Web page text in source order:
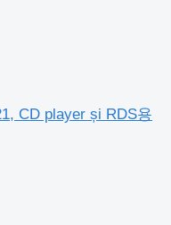
CD player și RDS용